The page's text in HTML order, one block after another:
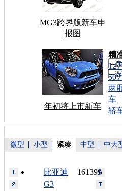
MG3跨界版新车申
报图
年初将上市新车
车
精
12
50
两
车 |
轿
微型 小型 紧凑 中型 中大
161399
比亚迪
G3